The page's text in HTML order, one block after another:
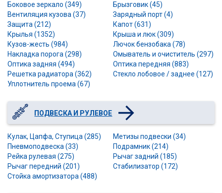
Боковое зеркало (349)
Брызговик (45)
Вентиляция кузова (37)
Зарядный порт (4)
Защита (212)
Капот (631)
Крылья (1352)
Крыша и люк (309)
Кузов-жесть (984)
Лючок бензобака (78)
Накладка порога (298)
Омыватель и очиститель (297)
Оптика задняя (494)
Оптика передняя (883)
Решетка радиатора (362)
Стекло лобовое / заднее (127)
Уплотнитель проема (67)
ПОДВЕСКА И РУЛЕВОЕ
Кулак, Цапфа, Ступица (285)
Метизы подвески (34)
Пневмоподвеска (33)
Подрамник (214)
Рейка рулевая (275)
Рычаг задний (185)
Рычаг передний (201)
Стабилизатор (172)
Стойка амортизатора (488)